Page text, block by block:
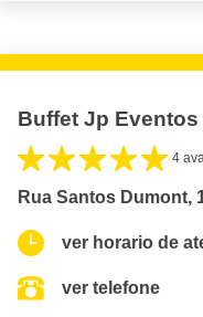
Buffet Jp Eventos
4
Rua Santos Dumont,
ver horario de
ver telefone